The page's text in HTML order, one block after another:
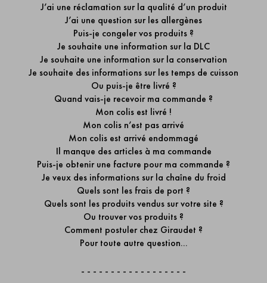
J’ai une réclamation sur la qualité d’un produit
J’ai une question sur les allergènes
Puis-je congeler vos produits ?
Je souhaite une information sur la DLC
Je souhaite une information sur la conservation
Je souhaite des informations sur les temps de cuisson
Ou puis-je être livré ?
Quand vais-je recevoir ma commande ?
Mon colis est livré !
Mon colis n’est pas arrivé
Mon colis est arrivé endommagé
Il manque des articles à ma commande
Puis-je obtenir une facture pour ma commande ?
Je veux des informations sur la chaîne du froid
Quels sont les frais de port ?
Quels sont les produits vendus sur votre site ?
Ou trouver vos produits ?
Comment postuler chez Giraudet ?
Pour toute autre question...
- - - - - - - - - - - - - - - - - -